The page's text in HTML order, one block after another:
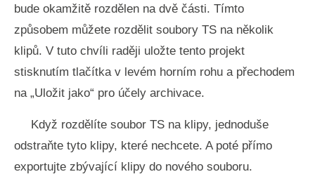
bude okamžitě rozdělen na dvě části. Tímto
způsobem můžete rozdělit soubory TS na několik
klipů. V tuto chvíli raději uložte tento projekt
stisknutím tlačítka v levém horním rohu a přechodem
na „Uložit jako“ pro účely archivace.
Když rozdělíte soubor TS na klipy, jednoduše
odstraňte tyto klipy, které nechcete. A poté přímo
exportujte zbývající klipy do nového souboru.